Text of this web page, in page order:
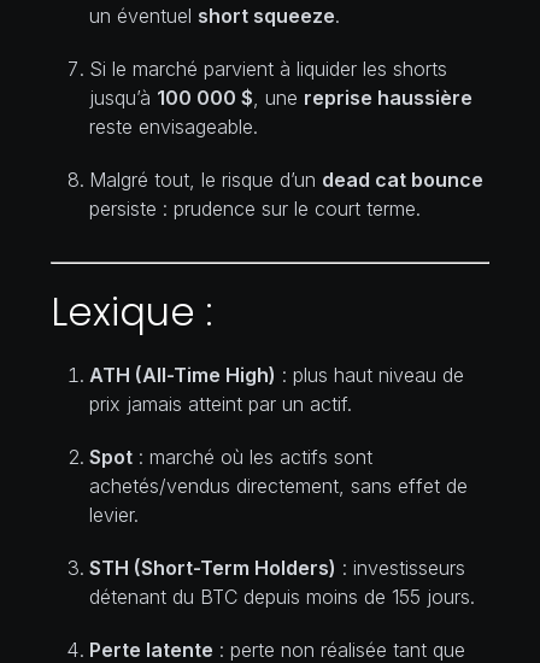
un éventuel short squeeze.
Si le marché parvient à liquider les shorts
jusqu’à 100 000 $ , une reprise haussière
reste envisageable.
Malgré tout, le risque d’un dead cat bounce
persiste : prudence sur le court terme.
Lexique :
ATH (All-Time High) : plus haut niveau de
prix jamais atteint par un actif.
Spot : marché où les actifs sont
achetés/vendus directement, sans effet de
levier.
STH (Short-Term Holders) : investisseurs
détenant du BTC depuis moins de 155 jours.
Perte latente : perte non réalisée tant que